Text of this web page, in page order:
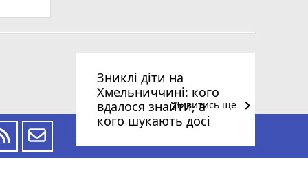
Зниклі діти на
Хмельниччині: кого
вдалося знайти, а
кого шукають досі
Дивитись ще keyboard_arrow_right